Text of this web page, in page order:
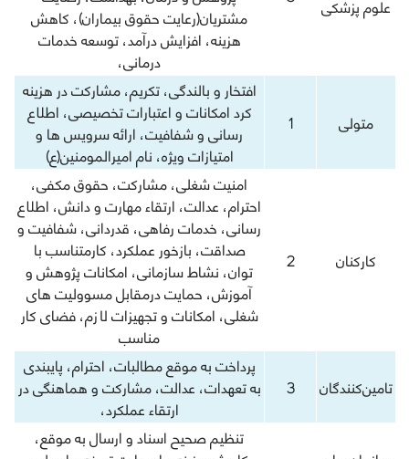
مشتریان(رعایت حقوق بیماران)، کاهش
هزینه، افزایش درآمد، توسعه خدمات
درمانی،
علوم پزشکی
افتخار و بالندگی، تکریم، مشارکت در هزینه
کرد امکانات و اعتبارات تخصیصی، اطلاع
رسانی و شفافیت، ارائه سرویس ها و
امتیازات ویژه، نام امیرالمومنین(ع)
1 متولی
امنیت شغلی، مشارکت، حقوق مکفی،
احترام، عدالت، ارتقاء مهارت و دانش، اطلاع
رسانی، خدمات رفاهی، قدردانی، شفافیت و
صداقت، بازخور عملکرد، کارمتناسب با
توان، نشاط سازمانی، امکانات پژوهش و
آموزش، حمایت درمقابل مسوولیت های
شغلی، امکانات و تجهیزات لازم، فضای کار
مناسب
2 کارکنان
پرداخت به موقع مطالبات، احترام، پایبندی
به تعهدات، عدالت، مشارکت و هماهنگی در
ارتقاء عملکرد،
3
تامين‌كنندگان
تنظیم صحیح اسناد و ارسال به موقع،